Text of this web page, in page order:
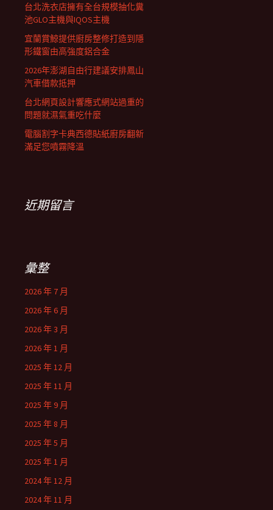
台北洗衣店擁有全台規模抽化糞
池GLO主機與IQOS主機
宜蘭賞鯨提供廚房整修打造到隱
形鐵窗由高強度鋁合金
2026年澎湖自由行建議安排鳳山
汽車借款抵押
台北網頁設計響應式網站過重的
問題就濕氣重吃什麼
電腦割字卡典西德貼紙廚房翻新
滿足您噴霧降溫
近期留言
彙整
2026 年 7 月
2026 年 6 月
2026 年 3 月
2026 年 1 月
2025 年 12 月
2025 年 11 月
2025 年 9 月
2025 年 8 月
2025 年 5 月
2025 年 1 月
2024 年 12 月
2024 年 11 月